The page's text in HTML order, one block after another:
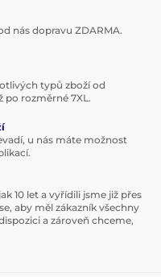
nás dopravu ZDARMA.
typů zboží od
po rozměrné 7XL.
u nás máte možnost
10 let a vyřídili jsme již přes
aby měl zákazník všechny
a zároveň chceme,